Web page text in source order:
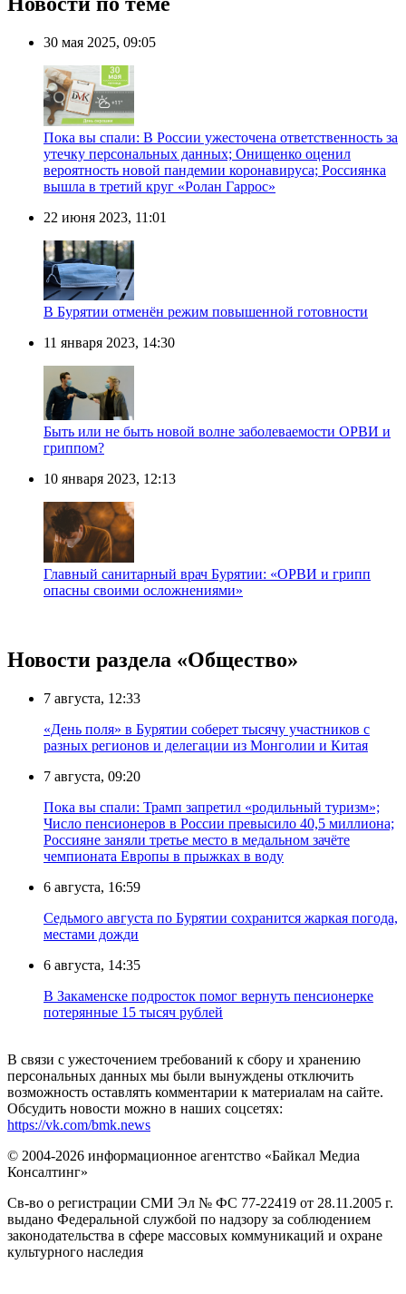
30 мая 2025, 09:05
Пока вы спали: В России ужесточена ответственность за
утечку персональных данных; Онищенко оценил
вероятность новой пандемии коронавируса; Россиянка
вышла в третий круг «Ролан Гаррос»
22 июня 2023, 11:01
В Бурятии отменён режим повышенной готовности
11 января 2023, 14:30
Быть или не быть новой волне заболеваемости ОРВИ и
гриппом?
10 января 2023, 12:13
Главный санитарный врач Бурятии: «ОРВИ и грипп
опасны своими осложнениями»
Новости раздела «Общество»
7 августа, 12:33
«День поля» в Бурятии соберет тысячу участников с
разных регионов и делегации из Монголии и Китая
7 августа, 09:20
Пока вы спали: Трамп запретил «родильный туризм»;
Число пенсионеров в России превысило 40,5 миллиона;
Россияне заняли третье место в медальном зачёте
чемпионата Европы в прыжках в воду
6 августа, 16:59
Седьмого августа по Бурятии сохранится жаркая погода,
местами дожди
6 августа, 14:35
В Закаменске подросток помог вернуть пенсионерке
потерянные 15 тысяч рублей
В связи с ужесточением требований к сбору и хранению
персональных данных мы были вынуждены отключить
возможность оставлять комментарии к материалам на сайте.
Обсудить новости можно в наших соцсетях:
https://vk.com/bmk.news
© 2004-2026 информационное агентство «Байкал Медиа
Консалтинг»
Св-во о регистрации СМИ Эл № ФС 77-22419 от 28.11.2005 г.
выдано Федеральной службой по надзору за соблюдением
законодательства в сфере массовых коммуникаций и охране
культурного наследия